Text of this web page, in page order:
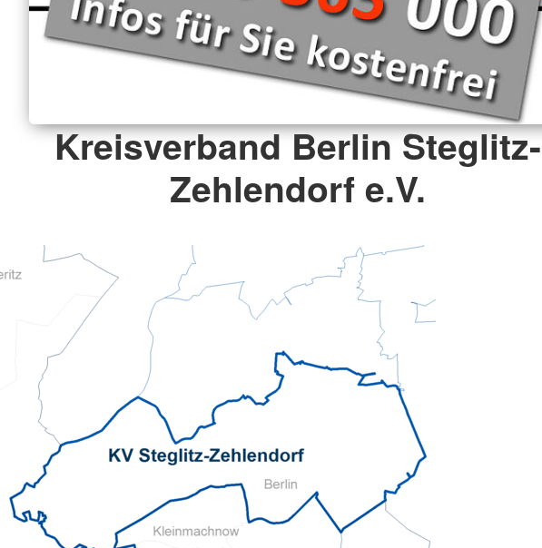
Kreisverband Berlin Steglitz-
Zehlendorf e.V.